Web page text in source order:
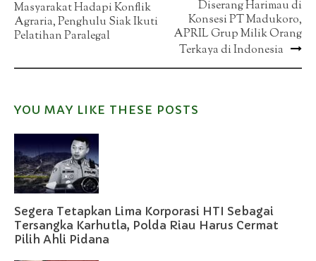
navigation
Masyarakat Hadapi Konflik
Agraria, Penghulu Siak Ikuti
Pelatihan Paralegal
Diserang Harimau di
Konsesi PT Madukoro,
APRIL Grup Milik Orang
Terkaya di Indonesia
YOU MAY LIKE THESE POSTS
Segera Tetapkan Lima Korporasi HTI Sebagai
Tersangka Karhutla, Polda Riau Harus Cermat
Pilih Ahli Pidana